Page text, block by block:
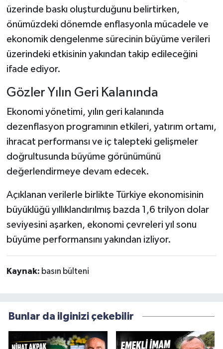
üzerinde baskı oluşturduğunu belirtirken,
önümüzdeki dönemde enflasyonla mücadele ve
ekonomik dengelenme sürecinin büyüme verileri
üzerindeki etkisinin yakından takip edileceğini
ifade ediyor.
Gözler Yılın Geri Kalanında
Ekonomi yönetimi, yılın geri kalanında
dezenflasyon programının etkileri, yatırım ortamı,
ihracat performansı ve iç talepteki gelişmeler
doğrultusunda büyüme görünümünü
değerlendirmeye devam edecek.
Açıklanan verilerle birlikte Türkiye ekonomisinin
büyüklüğü yıllıklandırılmış bazda 1,6 trilyon dolar
seviyesini aşarken, ekonomi çevreleri yıl sonu
büyüme performansını yakından izliyor.
Kaynak: basın bülteni
Bunlar da ilginizi çekebilir